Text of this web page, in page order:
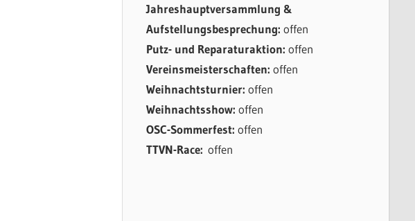
Jahreshauptversammlung &
Aufstellungsbesprechung: offen
Putz- und Reparaturaktion: offen
Vereinsmeisterschaften: offen
Weihnachtsturnier: offen
Weihnachtsshow: offen
OSC-Sommerfest: offen
TTVN-Race: offen